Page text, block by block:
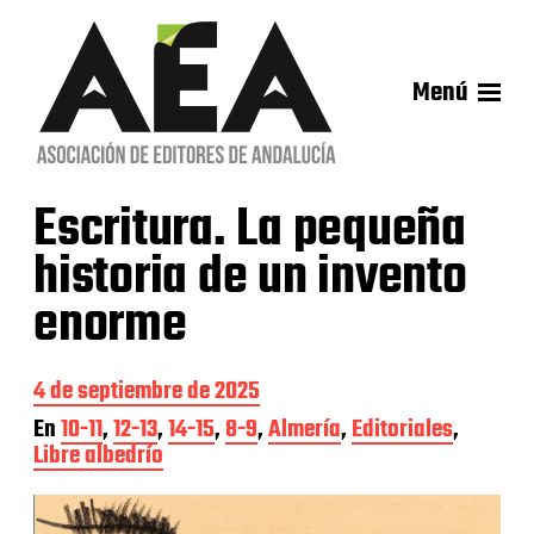
Menú
Escritura. La pequeña
historia de un invento
enorme
F
e
c
h
a
d
4 de septiembre de 2025
En10-11,12-13,14-15,8-9,Almería,Editoriales,
Libre albedrío